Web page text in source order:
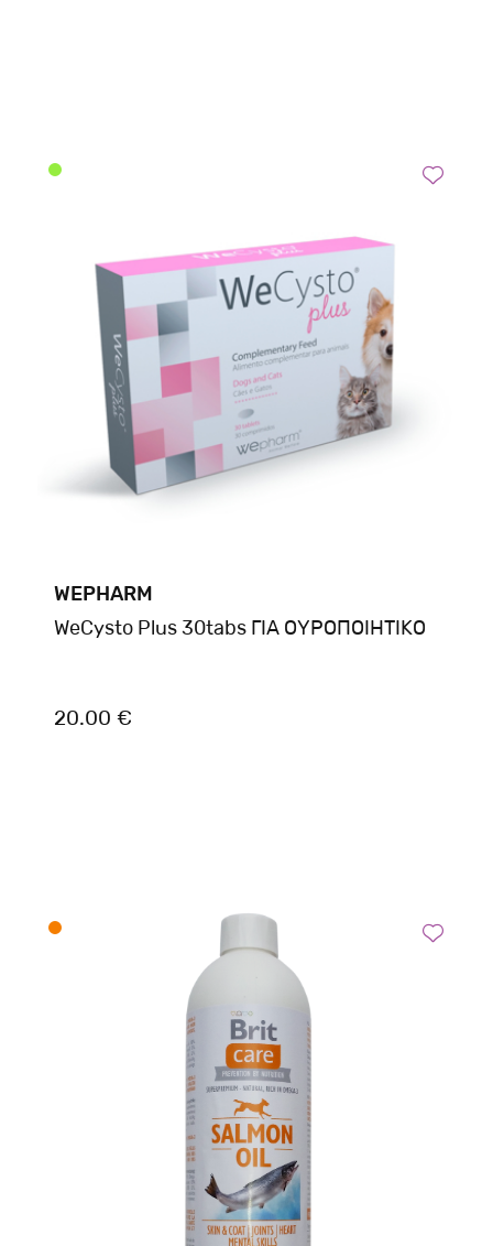
WEPHARM
WeCysto Plus 30tabs ΓΙΑ ΟΥΡΟΠΟΙΗΤΙΚΟ
20.00 €